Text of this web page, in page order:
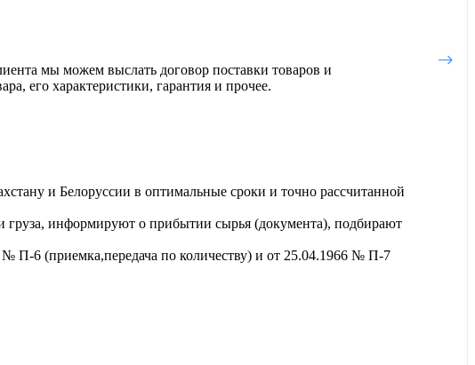
мы можем выслать договор поставки товаров и
его характеристики, гарантия и прочее.
и Белоруссии в оптимальные сроки и точно рассчитанной
груза, информируют о прибытии сырья (документа), подбирают
П-6 (приемка,передача по количеству) и от 25.04.1966 № П-7